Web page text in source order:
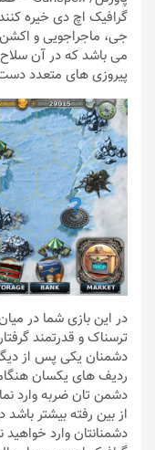
گرافیک اچ دی خیره
جی، ماجراجویی و
می باشد که در آن سلاح
پیروزی های متعدد دست
در این بازی شما در
ترسناک و قدرتمند
دشمنان یکی پس از
ردیف های یکسان
دشمن تان ضربه وارد
از بین رفته بیشتر